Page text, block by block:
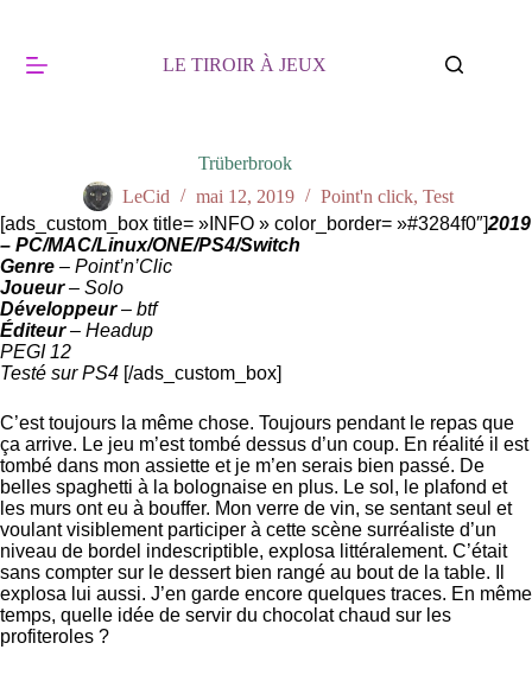
LE TIROIR À JEUX
Trüberbrook
LeCid
mai 12, 2019 Point'n click,Test
[ads_custom_box title= »INFO » color_border= »#3284f0″]2019
– PC/MAC/Linux/ONE/PS4/Switch
Genre – Point’n’Clic
Joueur– Solo
Développeur– btf
Éditeur– Headup
PEGI 12
Testé sur PS4 [/ads_custom_box]
C’est toujours la même chose. Toujours pendant le repas que
ça arrive. Le jeu m’est tombé dessus d’un coup. En réalité il est
tombé dans mon assiette et je m’en serais bien passé. De
belles spaghetti à la bolognaise en plus. Le sol, le plafond et
les murs ont eu à bouffer. Mon verre de vin, se sentant seul et
voulant visiblement participer à cette scène surréaliste d’un
niveau de bordel indescriptible, explosa littéralement. C’était
sans compter sur le dessert bien rangé au bout de la table. Il
explosa lui aussi. J’en garde encore quelques traces. En même
temps, quelle idée de servir du chocolat chaud sur les
profiteroles ?